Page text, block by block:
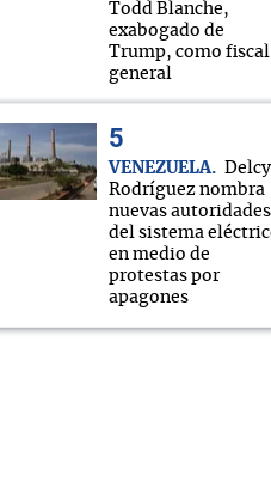
Todd Blanche,
exabogado de
Trump, como fiscal
general
VENEZUELA
Delcy
Rodríguez nombra
nuevas autoridades
del sistema
en medio de
protestas por
apagones